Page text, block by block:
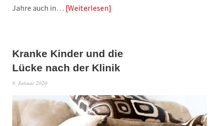
Jahre auch in… Weiterlesen
Kranke Kinder und die
Lücke nach der Klinik
9. Januar 2020